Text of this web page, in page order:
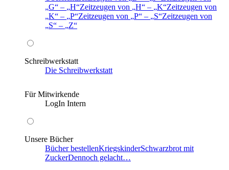
G
– H Zeitzeugen von H – K Zeitzeugen von
K
– P Zeitzeugen von P – S Zeitzeugen von
S
– Z
Schreibwerkstatt
Die Schreibwerkstatt
Für Mitwirkende
LogIn Intern
Unsere Bücher
Bücher bestellenKriegskinderSchwarzbrot mit
ZuckerDennoch gelacht…